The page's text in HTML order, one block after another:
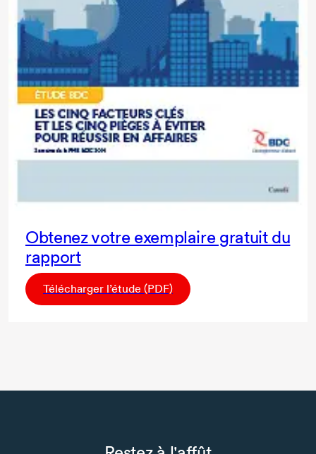
Obtenez votre exemplaire gratuit du
rapport
Télécharger l’étude (PDF)